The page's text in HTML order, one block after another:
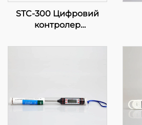
STC-300 Цифровий
контролер
та функціональність